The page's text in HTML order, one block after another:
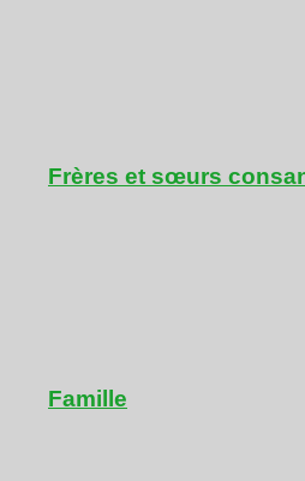
Frères et sœurs
Famille